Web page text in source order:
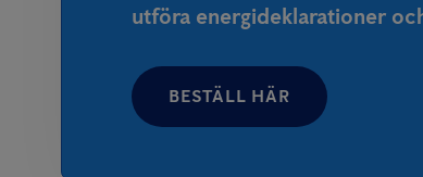
utföra energideklarationer
BESTÄLL HÄR